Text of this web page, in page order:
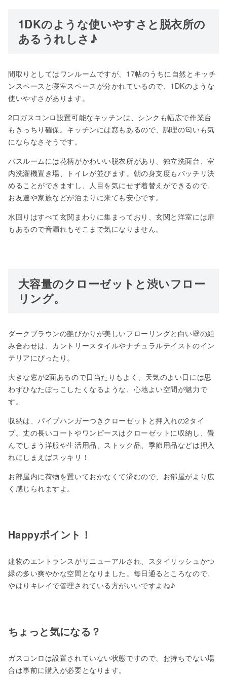
1DKのような使いやすさと脱衣所の
あるうれしさ♪
間取りとしてはワンルームですが、17帖のうちに自然とキッチ
ンスペースと寝室スペースが分かれているので、1DKのような
使いやすさがあります。
2口ガスコンロ設置可能なキッチンは、シンクも幅広で作業台
もきっちり確保。キッチンには窓もあるので、調理の匂いも気
にならなさそうです。
バスルームには花柄がかわいい脱衣所があり、独立洗面台、室
内洗濯機置き場、トイレが並びます。朝の身支度もバッチリ決
めることができますし、人目を気にせず着替えができるので、
お友達や家族などが泊まりに来ても安心です。
水回りはすべて玄関まわりに集まっており、玄関と洋室には扉
もあるので音漏れもそこまで気になりません。
大容量のクローゼットと渋いフロー
リング。
ダークブラウンの艶びかりが美しいフローリングと白い壁の組
み合わせは、カントリースタイルやナチュラルテイストのイン
テリアにぴったり。
大きな窓が2面あるので日当たりもよく、天気のよい日には思
わずひなたぼっこしたくなるような、心地よい空間が魅力で
す。
収納は、パイプハンガーつきクローゼットと押入れの2タイ
プ。丈の長いコートやワンピースはクローゼットに収納し、畳
んでしまう洋服や生活用品、ストック品、季節用品などは押入
れにしまえばスッキリ！
お部屋内に荷物を置いておかなくて済むので、お部屋がより広
く感じられますよ。
Happyポイント！
建物のエントランスがリニューアルされ、スタイリッシュかつ
緑の多い爽やかな空間となりました。毎日通るところなので、
やはりキレイで管理されている方がいいですよね♪
ちょっと気になる？
ガスコンロは設置されていない状態ですので、お持ちでない場
合は事前に購入が必要となります。